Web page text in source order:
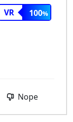
VR
100
Nope